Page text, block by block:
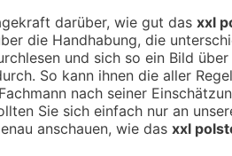
darüber, wie gut das xxl
die Handhabung, die
und sich so ein Bild
So kann ihnen die aller
nach seiner
Sie sich einfach nur an
anschauen, wie das xxl